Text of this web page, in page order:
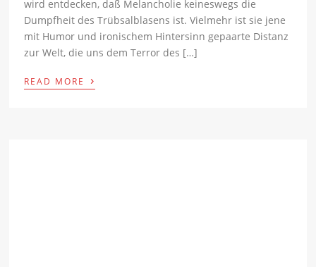
wird entdecken, daß Melancholie keineswegs die
Dumpfheit des Trübsalblasens ist. Vielmehr ist sie jene
mit Humor und ironischem Hintersinn gepaarte Distanz
zur Welt, die uns dem Terror des […]
READ MORE ›